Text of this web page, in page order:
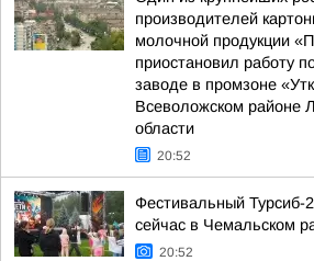
производителей
молочной продукции
приостановил работу
заводе в промзоне
Всеволожском районе
области
20:52
Фестивальный Турсиб-
сейчас в Чемальском
20:52